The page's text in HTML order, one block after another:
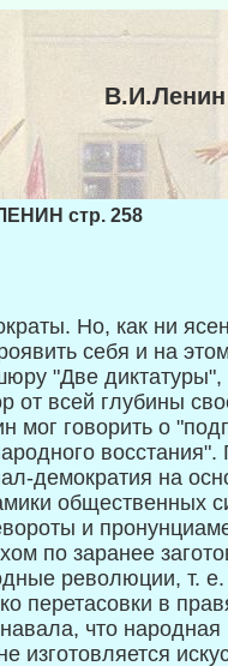
стр. 258
Но, как ни ясен
себя и на
"Две
от всей глубины
мог говорить о
демократия на
общественных
и
по заранее
ре­волюции, т.
перетасовки в
что
изготовляется